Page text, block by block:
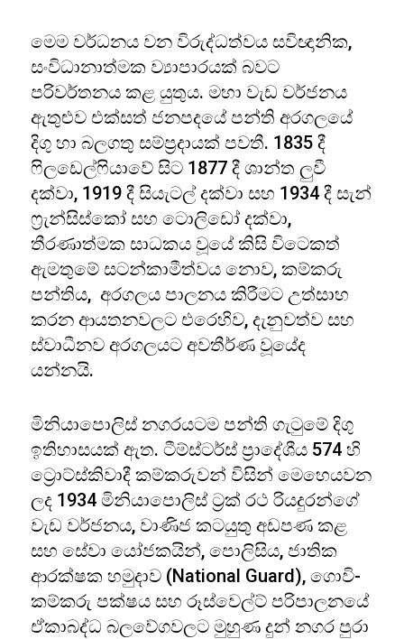
මෙම වර්ධනය වන විරුද්ධත්වය සවිඥානික,
සංවිධානාත්මක ව්‍යාපාරයක් බවට
පරිවර්තනය කළ යුතුය. මහා වැඩ වර්ජනය
ඇතුළුව එක්සත් ජනපදයේ පන්ති අරගලයේ
දිගු හා බලගතු සම්ප්‍රදායක් පවතී. 1835 දී
ෆිලඩෙල්ෆියාවේ සිට 1877 දී ශාන්ත ලුවී
දක්වා, 1919 දී සියැටල් දක්වා සහ 1934 දී සැන්
ෆ්‍රැන්සිස්කෝ සහ ටොලිඩෝ දක්වා,
තීරණාත්මක සාධකය වූයේ කිසි විටෙකත්
ඇමතුමේ සටන්කාමීත්වය නොව, කම්කරු
පන්තිය, අරගලය පාලනය කිරීමට උත්සාහ
කරන ආයතනවලට එරෙහිව, දැනුවත්ව සහ
ස්වාධීනව අරගලයට අවතීර්ණ වූයේද
යන්නයි.
මිනියාපොලිස් නගරයටම පන්ති ගැටුමේ දිගු
ඉතිහාසයක් ඇත. ටීම්ස්ටර්ස් ප්‍රාදේශීය 574 හි
ට්‍රොට්ස්කිවාදී කම්කරුවන් විසින් මෙහෙයවන
ලද 1934 මිනියාපොලිස් ට්‍රක් රථ රියදුරන්ගේ
වැඩ වර්ජනය, වාණිජ කටයුතු අඩපණ කළ
සහ සේවා යෝජකයින්, පොලිසිය, ජාතික
ආරක්ෂක හමුදාව (National Guard), ගොවි-
කම්කරු පක්ෂය සහ රූස්වෙල්ට් පරිපාලනයේ
ඒකාබද්ධ බලවේගවලට මුහුණ දුන් නගර පුරා